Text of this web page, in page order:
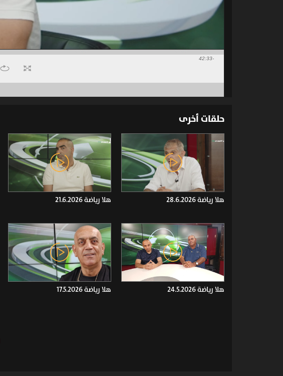
-42:33
حلقات أخرى
هلا رياضة 28.6.2026 هلا رياضة 21.6.2026
هلا رياضة 24.5.2026 هلا رياضة 17.5.2026